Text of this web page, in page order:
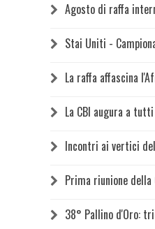
Agosto di raffa
Stai Uniti -
La raffa affascina
La CBI augura a
Incontri ai vertici
Prima riunione della
38° Pallino d'Oro: